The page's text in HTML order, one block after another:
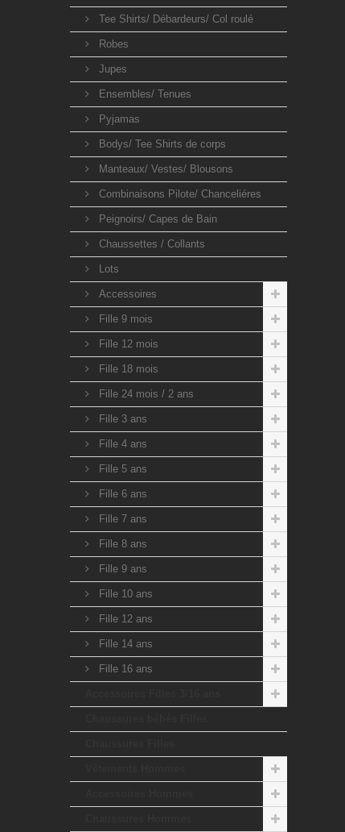
Tee Shirts/ Débardeurs/ Col roulé
Robes
Jupes
Ensembles/ Tenues
Pyjamas
Bodys/ Tee Shirts de corps
Manteaux/ Vestes/ Blousons
Combinaisons Pilote/ Chanceliéres
Peignoirs/ Capes de Bain
Chaussettes / Collants
Lots
Accessoires
Fille 9 mois
Fille 12 mois
Fille 18 mois
Fille 24 mois / 2 ans
Fille 3 ans
Fille 4 ans
Fille 5 ans
Fille 6 ans
Fille 7 ans
Fille 8 ans
Fille 9 ans
Fille 10 ans
Fille 12 ans
Fille 14 ans
Fille 16 ans